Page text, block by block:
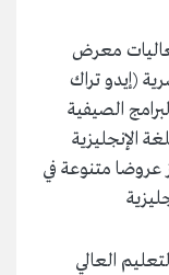
معرض
(إيدو تراك
الصيفية
الإنجليزية
عروضا متنوعة في
العالي